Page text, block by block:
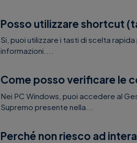
Posso utilizzare shortcut
Si, puoi utilizzare i tasti di scelta
informazioni....
Come posso verificare le
Nei PC Windows, puoi accedere al
Supremo presente nella...
Perché non riesco ad